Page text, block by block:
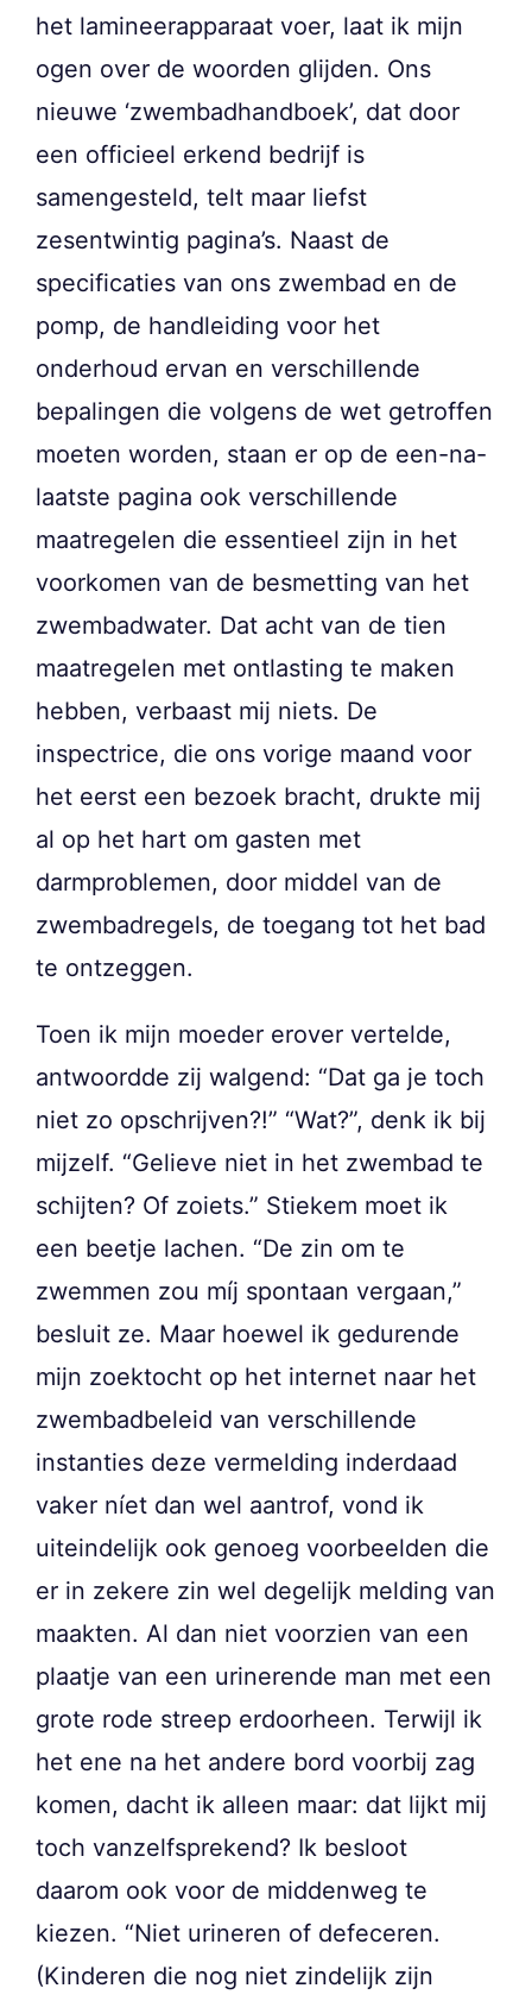
het lamineerapparaat voer, laat ik mijn
ogen over de woorden glijden. Ons
nieuwe ‘zwembadhandboek’, dat door
een officieel erkend bedrijf is
samengesteld, telt maar liefst
zesentwintig pagina’s. Naast de
specificaties van ons zwembad en de
pomp, de handleiding voor het
onderhoud ervan en verschillende
bepalingen die volgens de wet getroffen
moeten worden, staan er op de een-na-
laatste pagina ook verschillende
maatregelen die essentieel zijn in het
voorkomen van de besmetting van het
zwembadwater. Dat acht van de tien
maatregelen met ontlasting te maken
hebben, verbaast mij niets. De
inspectrice, die ons vorige maand voor
het eerst een bezoek bracht, drukte mij
al op het hart om gasten met
darmproblemen, door middel van de
zwembadregels, de toegang tot het bad
te ontzeggen.
Toen ik mijn moeder erover vertelde,
antwoordde zij walgend: “Dat ga je toch
niet zo opschrijven?!” “Wat?”, denk ik bij
mijzelf. “Gelieve niet in het zwembad te
schijten? Of zoiets.” Stiekem moet ik
een beetje lachen. “De zin om te
zwemmen zou míj spontaan vergaan,”
besluit ze. Maar hoewel ik gedurende
mijn zoektocht op het internet naar het
zwembadbeleid van verschillende
instanties deze vermelding inderdaad
vaker níet dan wel aantrof, vond ik
uiteindelijk ook genoeg voorbeelden die
er in zekere zin wel degelijk melding van
maakten. Al dan niet voorzien van een
plaatje van een urinerende man met een
grote rode streep erdoorheen. Terwijl ik
het ene na het andere bord voorbij zag
komen, dacht ik alleen maar: dat lijkt mij
toch vanzelfsprekend? Ik besloot
daarom ook voor de middenweg te
kiezen. “Niet urineren of defeceren.
(Kinderen die nog niet zindelijk zijn